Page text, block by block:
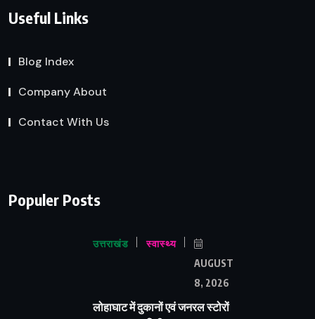
Useful Links
Blog Index
Company About
Contact With Us
Populer Posts
उत्तराखंड स्वास्थ्य
AUGUST
8, 2026
लोहाघाट में दुकानों एवं जनरल स्टोरों